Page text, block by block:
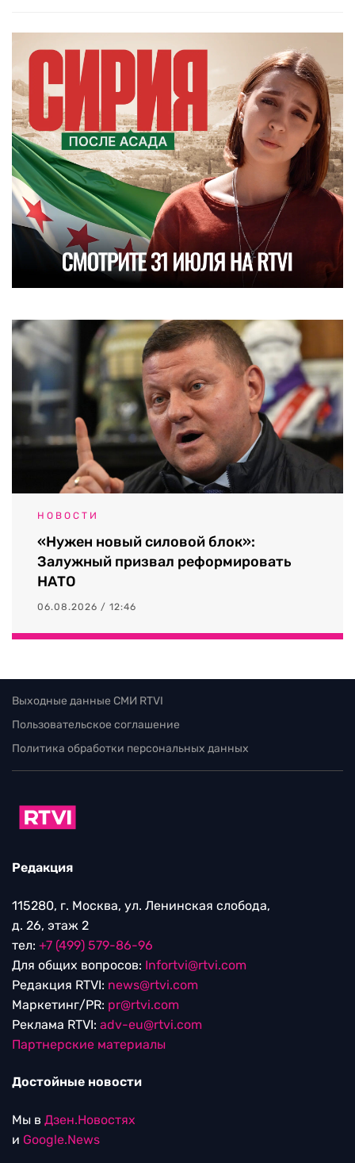
НОВОСТИ
«Нужен новый силовой блок»:
Залужный призвал реформировать
НАТО
06.08.2026 / 12:46
Выходные данные СМИ RTVI
Пользовательское соглашение
Политика обработки персональных данных
Редакция
115280, г. Москва, ул. Ленинская слобода,
д. 26, этаж 2
тел: +7 (499) 579-86-96
Для общих вопросов: Infortvi@rtvi.com
Редакция RTVI: news@rtvi.com
Маркетинг/PR: pr@rtvi.com
Реклама RTVI: adv-eu@rtvi.com
Партнерские материалы
Достойные новости
Мы в Дзен.Новостях
и Google.News